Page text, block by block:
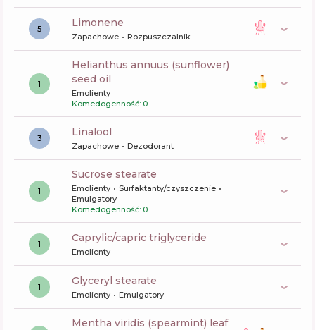
5 limonene
Zapachowe Rozpuszczalnik
1
helianthus annuus (sunflower)
seed oil
Emolienty
Komedogenność: 0
3 linalool
Zapachowe Dezodorant
1
sucrose stearate
Emolienty
Surfaktanty/czyszczenie
Emulgatory
Komedogenność: 0
1 caprylic/capric triglyceride
Emolienty
1 glyceryl stearate
Emolienty Emulgatory
mentha viridis (spearmint) leaf